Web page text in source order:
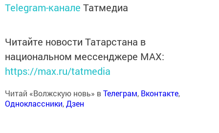
Telegram-канале Татмедиа
Читайте новости Татарстана в
национальном мессенджере MАХ:
https://max.ru/tatmedia
Читай «Волжскую новь» вТелеграм, Вконтакте,
Одноклассники,Дзен